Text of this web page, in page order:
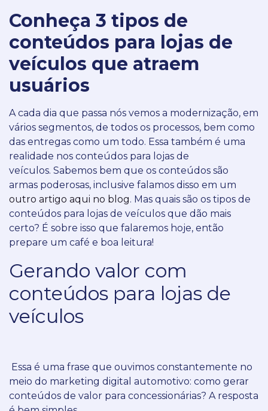
Conheça 3 tipos de
conteúdos para lojas de
veículos que atraem
usuários
A cada dia que passa nós vemos a modernização, em
vários segmentos, de todos os processos, bem como
das entregas como um todo. Essa também é uma
realidade nos conteúdos para lojas de
veículos. Sabemos bem que os conteúdos são
armas poderosas, inclusive falamos disso em um
outro artigo aqui no blog. Mas quais são os tipos de
conteúdos para lojas de veículos que dão mais
certo? É sobre isso que falaremos hoje, então
prepare um café e boa leitura!
Gerando valor com
conteúdos para lojas de
veículos
Essa é uma frase que ouvimos constantemente no
meio do marketing digital automotivo: como gerar
conteúdos de valor para concessionárias? A resposta